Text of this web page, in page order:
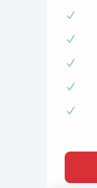
N
N
N
N
N